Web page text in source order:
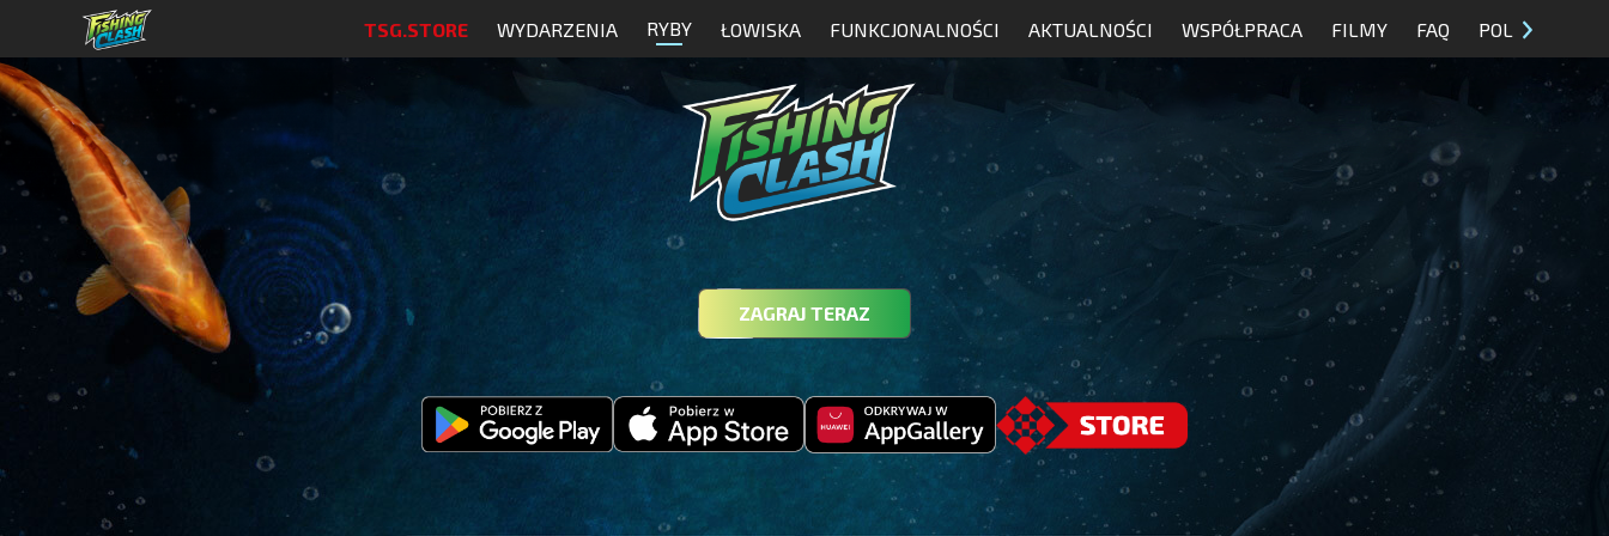
TSG.STORE WYDARZENIA RYBY ŁOWISKA FUNKCJONALNOŚCI AKTUALNOŚCI WSPÓŁPRACA FILMY FAQ POL
ZAGRAJ TERAZ